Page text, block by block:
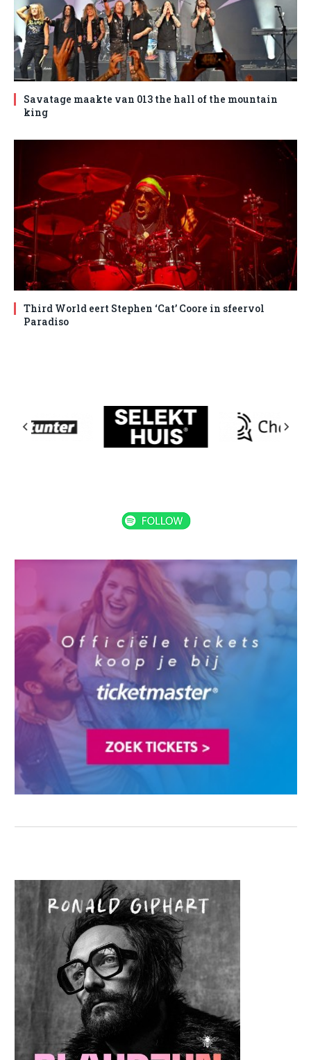
Savatage maakte van 013 the hall of the mountain
king
Third World eert Stephen ‘Cat’ Coore in sfeervol
Paradiso